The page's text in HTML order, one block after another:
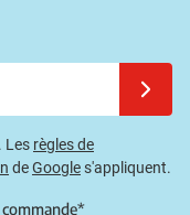
Les règles de
deGoogles'appliquent.